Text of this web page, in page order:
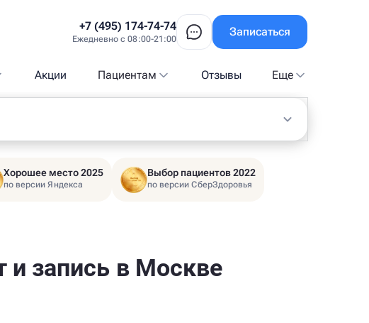
+7 (495) 174-74-74
Ежедневно с 08:00-21:00
Записаться
Акции Пациентам Отзывы Еще
Хорошее место 2025
по версии Яндекса
Выбор пациентов 2022
по версии СберЗдоровья
и запись в Москве